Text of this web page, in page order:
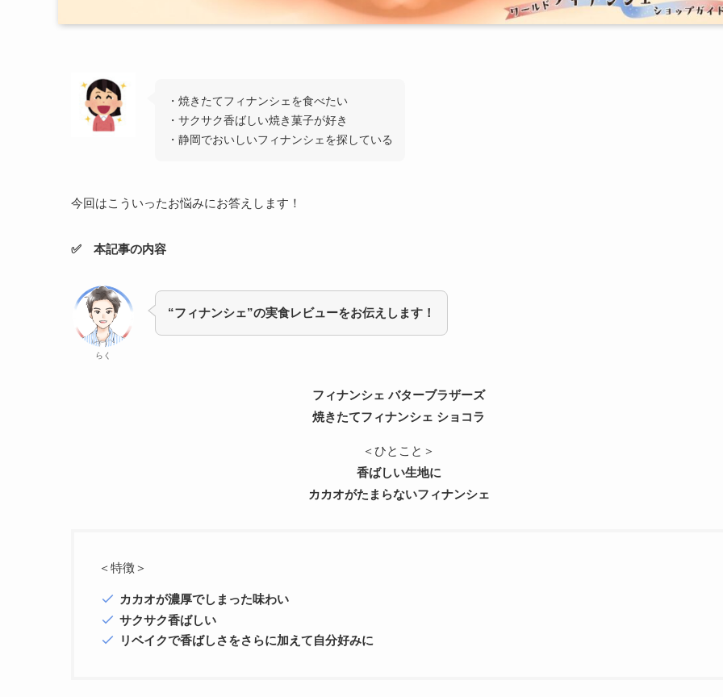
・焼きたてフィナンシェを食べたい
・サクサク香ばしい焼き菓子が好き
・静岡でおいしいフィナンシェを探している
今回はこういったお悩みにお答えします！
✅ 本記事の内容
らく
“フィナンシェ”の実食レビューをお伝えします！
フィナンシェ バターブラザーズ
焼きたてフィナンシェ ショコラ
＜ひとこと＞
香ばしい生地に
カカオがたまらないフィナンシェ
＜特徴＞
カカオが濃厚でしまった味わい
サクサク香ばしい
リベイクで香ばしさをさらに加えて自分好みに